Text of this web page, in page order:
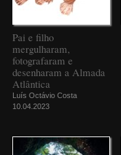
Pai e filho
mergulharam,
fotografaram e
desenharam a Almada
Atlântica
Luís Octávio Costa
10.04.2023